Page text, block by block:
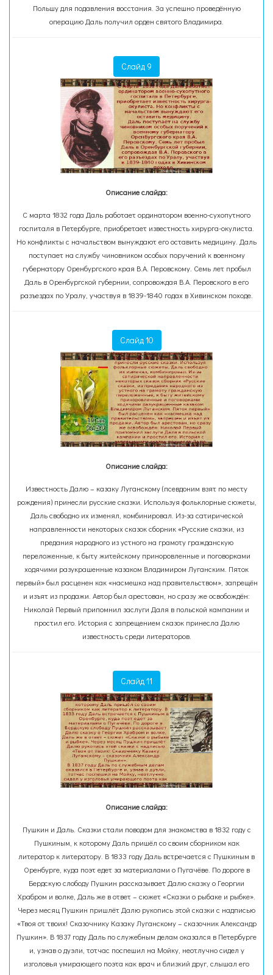
Польшу для подавления восстания. За успешно проведённую
операцию Даль получил орден святого Владимира.
Слайд 9
Описание слайда:
С марта 1832 года Даль работает ординатором военно-сухопутного
госпиталя в Петербурге, приобретает известность хирурга-окулиста.
Но конфликты с начальством вынуждают его оставить медицину. Даль
поступает на службу чиновником особых поручений к военному
губернатору Оренбургского края В.А. Перовскому. Семь лет пробыл
Даль в Оренбургской губернии, сопровождая В.А. Перовского в его
разъездах по Уралу, участвуя в 1839-1840 годах в Хивинском походе.
Слайд 10
Описание слайда:
Известность Далю – казаку Луганскому (псевдоним взят по месту
рождения) принесли русские сказки. Используя фольклорные сюжеты,
Даль свободно их изменял, комбинировал. Из-за сатирической
направленности некоторых сказок сборник «Русские сказки, из
предания народного из устного на грамоту гражданскую
переложенные, к быту житейскому приноровленные и поговорками
ходячими разукрашенные казаком Владимиром Луганским. Пяток
первый» был расценен как «насмешка над правительством», запрещён
и изъят из продажи. Автор был арестован, но сразу же освобождён:
Николай Первый припомнил заслуги Даля в польской кампании и
простил его. История с запрещением сказок принесла Далю
известность среди литераторов.
Слайд 11
Описание слайда:
Пушкин и Даль. Сказки стали поводом для знакомства в 1832 году с
Пушкиным, к которому Даль пришёл со своим сборником как
литератор к литератору. В 1833 году Даль встречается с Пушкиным в
Оренбурге, куда поэт едет за материалами о Пугачёве. По дороге в
Бердскую слободу Пушкин рассказывает Далю сказку о Георгии
Храбром и волке, Даль же в ответ – сюжет «Сказки о рыбаке и рыбке».
Через месяц Пушкин пришлёт Далю рукопись этой сказки с надписью
«Твоя от твоих! Сказочнику Казаку Луганскому – сказочник Александр
Пушкин». В 1837 году Даль по служебным делам оказался в Петербурге
и, узнав о дуэли, тотчас поспешил на Мойку, неотлучно сидел у
изголовья умирающего поэта как врач и близкий друг, слышал его